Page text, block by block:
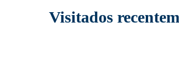
Visitados